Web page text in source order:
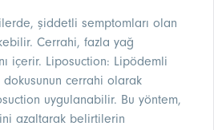
şiddetli semptomları olan
Cerrahi, fazla yağ
içerir. Liposuction: Lipödemli
dokusunun cerrahi olarak
uygulanabilir. Bu yöntem,
azaltarak belirtilerin